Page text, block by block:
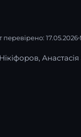
перевірено: 17.05.2026